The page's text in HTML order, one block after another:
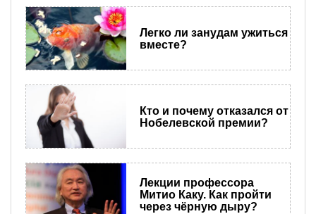
Легко ли занудам ужиться
вместе?
Кто и почему отказался от
Нобелевской премии?
Лекции профессора
Митио Каку. Как пройти
через чёрную дыру?